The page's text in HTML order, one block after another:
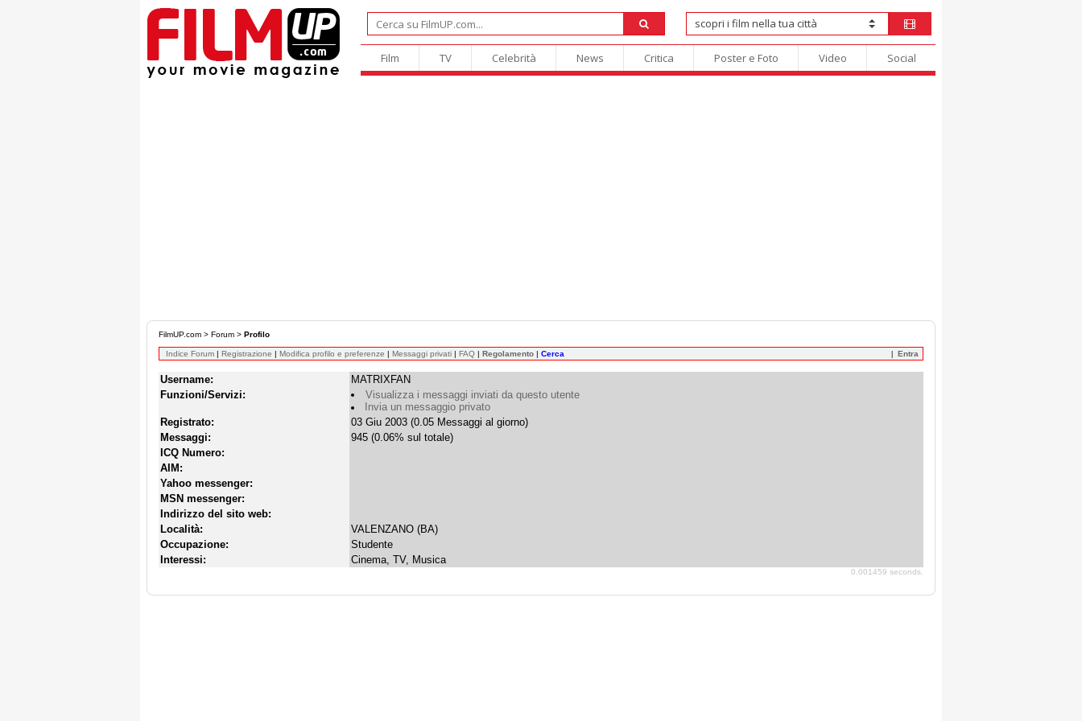
Film TV Celebrità News Critica Poster e Foto Video Social
FilmUP.com > Forum > Profilo
Indice Forum | Registrazione | Modifica profilo e preferenze | Messaggi privati | FAQ | Regolamento | Cerca Entra
Username:
MATRIXFAN
Funzioni/Servizi:
Visualizza i messaggi inviati da questo utente
Invia un messaggio privato
Registrato:
03 Giu 2003 (0.05 Messaggi al giorno)
Messaggi:
945 (0.06% sul totale)
ICQ Numero:
AIM:
Yahoo messenger:
MSN messenger:
Indirizzo del sito web:
Località:
VALENZANO (BA)
Occupazione:
Studente
Interessi:
Cinema, TV, Musica
0.001459 seconds.